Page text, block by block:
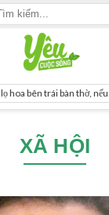
trái bàn thờ, nếu đặt
XÃ HỘI